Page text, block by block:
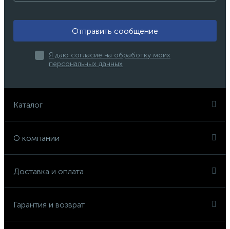
Отправить сообщение
Я даю согласие на обработку моих
персональных данных
Каталог
О компании
Доставка и оплата
Гарантия и возврат